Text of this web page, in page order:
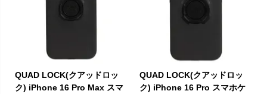
QUAD LOCK(クアッドロッ
ク) iPhone 16 Pro Max スマ
QUAD LOCK(クアッドロッ
ク) iPhone 16 Pro スマホケ